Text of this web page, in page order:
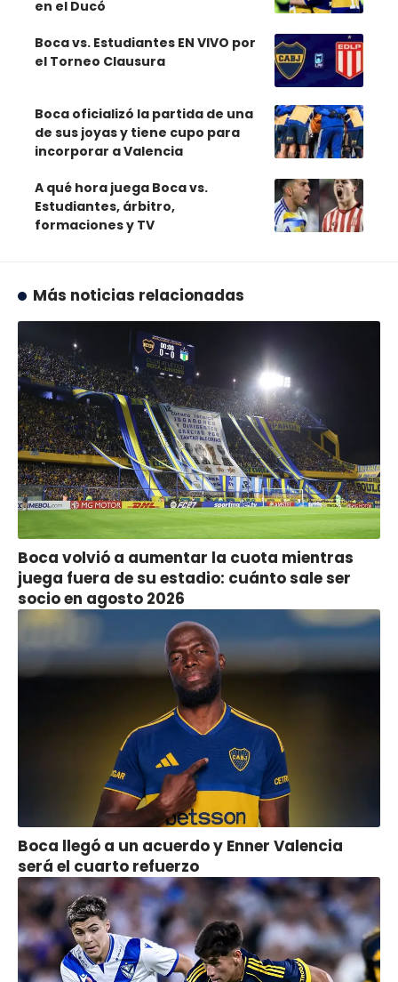
en el Ducó
Boca vs. Estudiantes EN VIVO por
el Torneo Clausura
Boca oficializó la partida de una
de sus joyas y tiene cupo para
incorporar a Valencia
A qué hora juega Boca vs.
Estudiantes, árbitro,
formaciones y TV
Más noticias relacionadas
Boca volvió a aumentar la cuota mientras
juega fuera de su estadio: cuánto sale ser
socio en agosto 2026
Boca llegó a un acuerdo y Enner Valencia
será el cuarto refuerzo